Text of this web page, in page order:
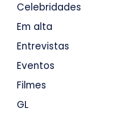
Celebridades
Em alta
Entrevistas
Eventos
Filmes
GL